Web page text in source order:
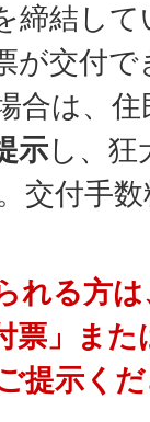
締結して
が交付
合は、
示し、狂
交付手
れる方
票」ま
提示く